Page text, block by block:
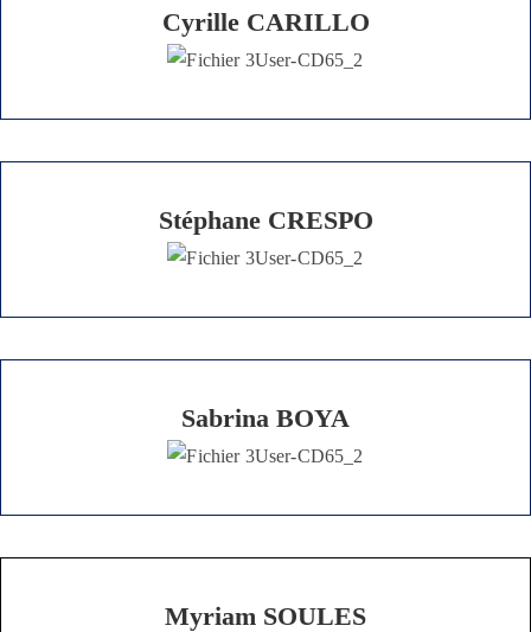
Cyrille CARILLO
Stéphane CRESPO
Sabrina BOYA
Myriam SOULES